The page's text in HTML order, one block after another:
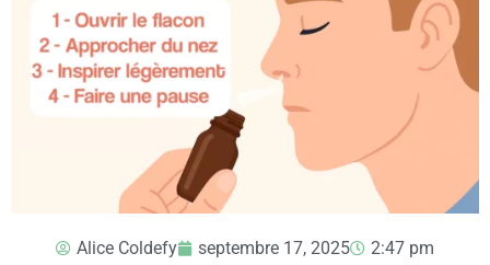
Alice Coldefy septembre 17, 2025 2:47 pm